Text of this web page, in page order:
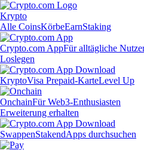
Krypto
Alle CoinsKörbeEarnStaking
Crypto.com AppFür alltägliche
Loslegen
KryptoVisa Prepaid-KarteLevel Up
OnchainFür Web3-Enthusiasten
Erweiterung erhalten
SwappenStakendApps durchsuchen